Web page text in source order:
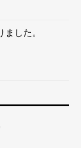
した。